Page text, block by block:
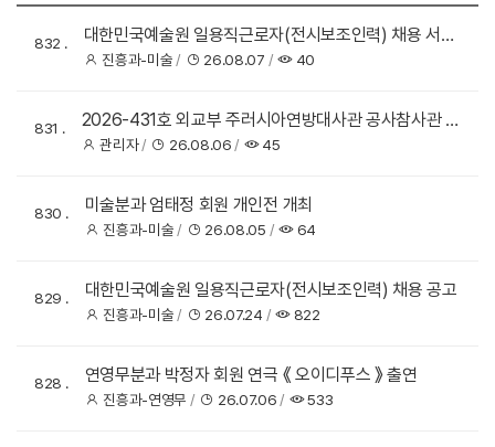
구
분
키
워
832
대한민국예술원 일용직근로자(전시보조인력) 채용 서류
전형 합격자 및 면접전형 계획 공고
진흥과-미술 26.08.07 40
831
2026-431호 외교부 주러시아연방대사관 공사참사관 겸
문화원장(개방형 직위) 공개모집(재공고)
관리자 26.08.06 45
830 미술분과 엄태정 회원 개인전 개최
진흥과-미술 26.08.05 64
829 대한민국예술원 일용직근로자(전시보조인력) 채용 공고
진흥과-미술 26.07.24 822
828 연영무분과 박정자 회원 연극 《 오이디푸스 》 출연
진흥과-연영무 26.07.06 533